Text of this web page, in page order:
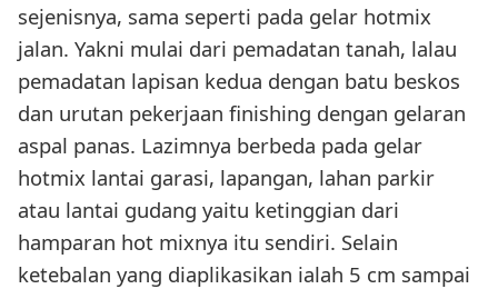
sejenisnya, sama seperti pada gelar hotmix
jalan. Yakni mulai dari pemadatan tanah, lalau
pemadatan lapisan kedua dengan batu beskos
dan urutan pekerjaan finishing dengan gelaran
aspal panas. Lazimnya berbeda pada gelar
hotmix lantai garasi, lapangan, lahan parkir
atau lantai gudang yaitu ketinggian dari
hamparan hot mixnya itu sendiri. Selain
ketebalan yang diaplikasikan ialah 5 cm sampai